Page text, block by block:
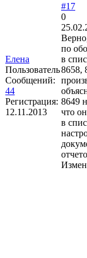
Елена
Пользователь
Сообщений:
44
Регистрация:
12.11.2013
#17
0
по
в
8658,
8649
что
в